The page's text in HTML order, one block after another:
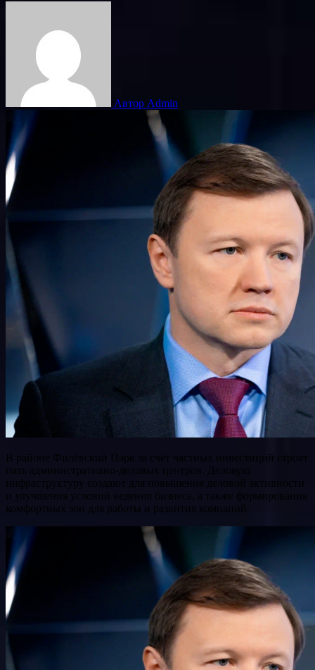
Автор Admin
В районе Филёвский Парк за счёт частных инвестиций строят
пять административно-деловых центров. Деловую
инфраструктуру создают для повышения деловой активности
и улучшения условий ведения бизнеса, а также формирования
комфортных зон для работы и развития компаний.